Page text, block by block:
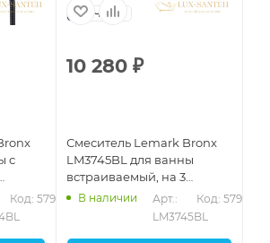
с
с
Код: 57901
Чехия
10 280 ₽
Смеситель Lemark Bronx
LM3745BL для ванны
встраиваемый, на 3
отверстия, с аксессуарами,
черный матовый
В наличии
Арт.:
LM3745BL
Код: 57915